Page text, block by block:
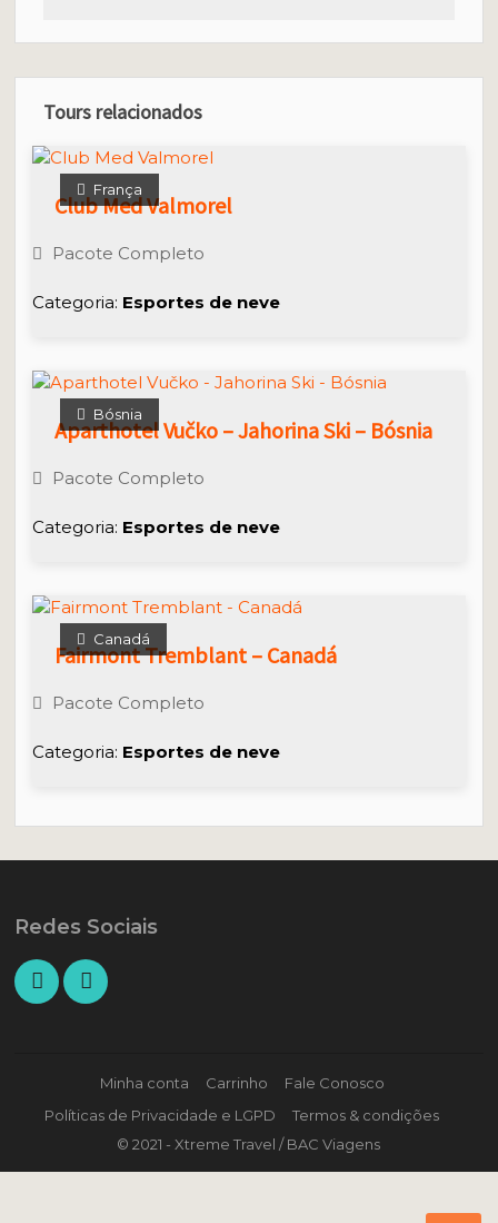
Tours relacionados
França
Club Med Valmorel
Pacote Completo
Categoria: Esportes de neve
Bósnia
Aparthotel Vučko – Jahorina Ski – Bósnia
Pacote Completo
Categoria: Esportes de neve
Canadá
Fairmont Tremblant – Canadá
Pacote Completo
Categoria: Esportes de neve
Redes Sociais
© 2021 - Xtreme Travel / BAC Viagens
Minha conta Carrinho
Fale Conosco
Políticas de Privacidade e LGPD
Termos & condições